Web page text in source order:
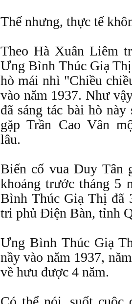
Thế nhưng, thực tế
Theo Hà Xuân Liêm
Ưng Bình Thúc Giạ
hò mái nhì "Chiều
vào năm 1937. Như
đã sáng tác bài hò
gặp Trần Cao Vân
lâu.
Biến cố vua Duy Tân
khoảng trước tháng 5
Bình Thúc Giạ Thị đã
tri phủ Điện Bàn, tỉnh
Ưng Bình Thúc Giạ
nầy vào năm 1937,
về hưu được 4 năm.